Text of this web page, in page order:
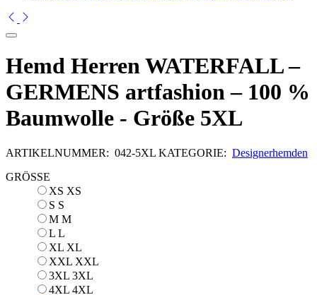
Hemd Herren WATERFALL –
GERMENS artfashion – 100 %
Baumwolle - Größe 5XL
ARTIKELNUMMER: 042-5XL KATEGORIE: Designerhemden
GRÖSSE
XS XS
S S
M M
L L
XL XL
XXL XXL
3XL 3XL
4XL 4XL